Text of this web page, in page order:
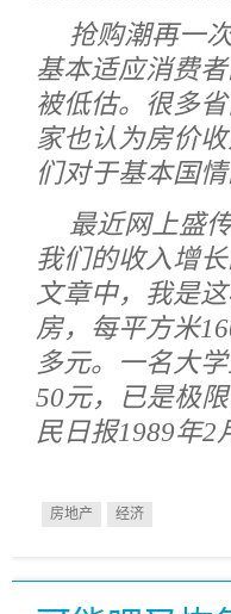
抢购潮再一
基本适应消费
被低估。很多
家也认为房价
们对于基本国
最近网上盛
我们的收入增
文章中，我是
房，每平方米
多元。一名大
50元，已是极
民日报1989年2
房地产 经济